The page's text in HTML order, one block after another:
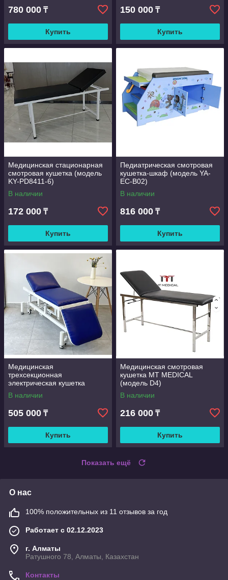
780 000 ₸
Купить
150 000 ₸
Купить
Медицинская стационарная
смотровая кушетка (модель
KY-PD8411-6)
В наличии
172 000 ₸
Купить
Педиатрическая смотровая
кушетка-шкаф (модель YA-
EC-B02)
В наличии
816 000 ₸
Купить
Медицинская
трехсекционная
электрическая кушетка
В наличии
505 000 ₸
Купить
Медицинская смотровая
кушетка MT MEDICAL
(модель D4)
В наличии
216 000 ₸
Купить
Показать ещё
О нас
100% положительных из 11 отзывов за год
Работает с 02.12.2023
г. Алматы
Ратушного 78, Алматы, Казахстан
Контакты